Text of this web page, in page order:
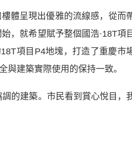
體呈現出優雅的流線感，從而
，就希望賦予整個國浩·18T項
項目P4地塊，打造了重慶市
與建築實際使用的保持一致。
的建築。市民看到賞心悅目，